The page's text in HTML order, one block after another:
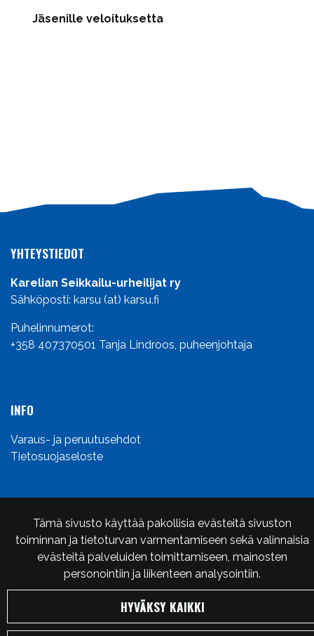
Tämä sivusto käyttää pakollisia evästeitä sivuston
toiminnan ja tietoturvan varmentamiseen sekä valinnaisia
evästeitä palveluiden toimittamiseen, mainosten
personointiin ja liikenteen analysointiin.
HYVÄKSY KAIKKI
Jäsenille veloituksetta
YHTEYSTIEDOT
Karelian Seikkailu-urheilijat ry
Sähköposti: karsu (at) karsu.fi
Puhelinnumerot:
+358 407370501 Tanja Lindroos, puheenjohtaja
INFO
Varaus- ja peruutusehdot
Tietosuojaseloste
© Karelian Seikkailu-urheilijat ry Karsu 2024. Sivusto:
atFlow.